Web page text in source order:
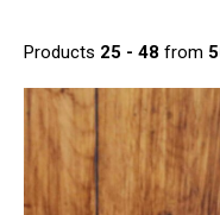
Products 25 - 48 from